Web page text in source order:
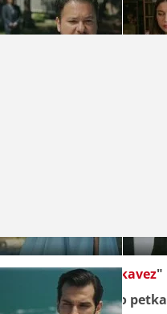
Prisjetite seFeritove
Seriju "Zlatni kavez"
ponedjeljka do